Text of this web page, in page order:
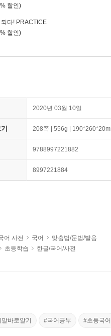
할인)
다! PRACTICE
할인)
2020년 03월 10일
208쪽 | 556g |
9788997221882
8997221884
어 사전 국어
맞춤법/문법/발음
초등학습 한글/국어/사전
바로알기 #국어공부 #초등국어